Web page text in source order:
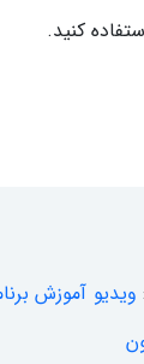
کنید.
ویدیو آموزش